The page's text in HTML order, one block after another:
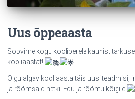
Uus õppeaasta
Soovime kogu kooliperele kaunist
kooliaastat!
Olgu algav kooliaasta täis uusi teadmisi,
ja rõõmsaid hetki. Edu ja rõõmu kõigile